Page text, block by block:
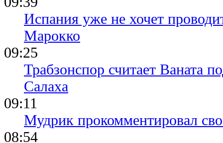
Испания уже не хочет
Марокко
09:25
Трабзонспор считает Ваната
Салаха
09:11
Мудрик прокомментировал
08:54